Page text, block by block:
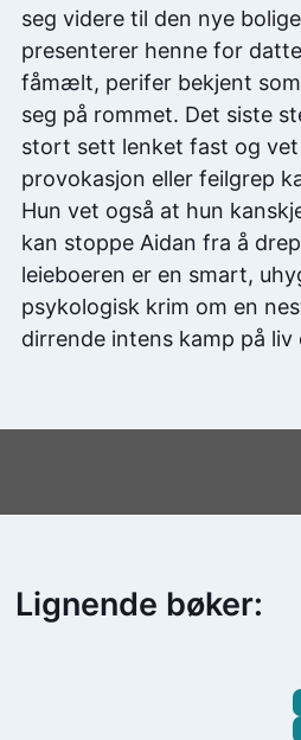
seg videre til den nye
presenterer henne for
fåmælt, perifer bekjent
seg på rommet. Det siste
stort sett lenket fast og
provokasjon eller feilgrep
Hun vet også at hun
kan stoppe Aidan fra å
leieboeren er en smart,
psykologisk krim om en
dirrende intens kamp på liv
Lignende bøker: